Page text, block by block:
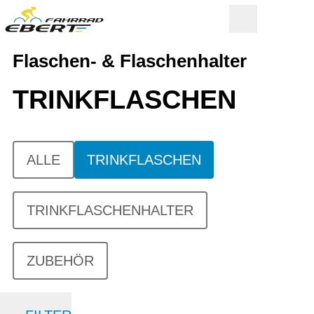
Flaschen- & Flaschenhalter
TRINKFLASCHEN
ALLE TRINKFLASCHEN
TRINKFLASCHENHALTER
ZUBEHÖR